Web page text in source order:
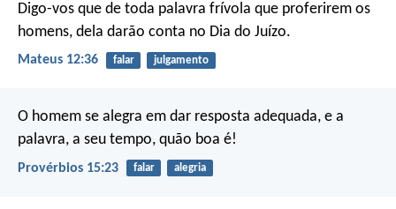
Digo-vos que de toda palavra frívola que proferirem os
homens, dela darão conta no Dia do Juízo.
Mateus 12:36 falar julgamento
O homem se alegra em dar resposta adequada, e a
palavra, a seu tempo, quão boa é!
Provérbios 15:23 falar alegria